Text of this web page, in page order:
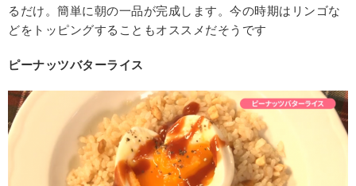
るだけ。簡単に朝の一品が完成します。今の時期はリンゴな
どをトッピングすることもオススメだそうです
ピーナッツバターライス